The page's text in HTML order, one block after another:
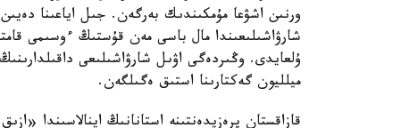
شارۋاشىلىعىندا مال باسى مەن قۇستىڭ ءوسىمى
ميلليون گەكتارىنا استىق ەگىلگەن.
قازاقستان پرەزيدەنتىنە استانانىڭ اينالاسىندا